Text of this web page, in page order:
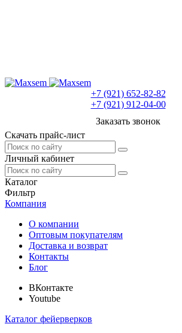
+7 (921) 652-82-82
+7 (921) 912-04-00
Заказать звонок
Скачать прайс-лист
Личный кабинет
Каталог
Фильтр
Компания
О компании
Оптовым покупателям
Доставка и возврат
Контакты
Блог
ВКонтакте
Youtube
Каталог фейерверков